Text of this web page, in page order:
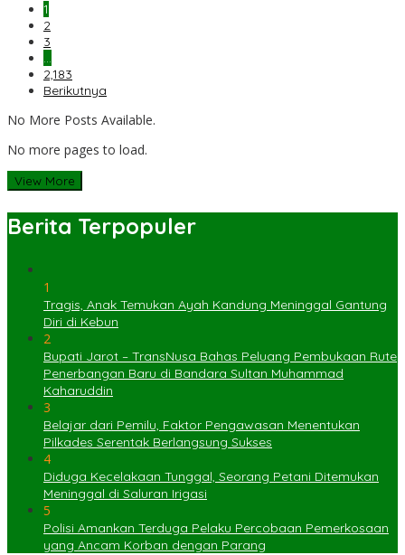
1
2
3
…
2,183
Berikutnya
No More Posts Available.
No more pages to load.
View More
Berita Terpopuler
1
Tragis, Anak Temukan Ayah Kandung Meninggal Gantung
Diri di Kebun
2
Bupati Jarot – TransNusa Bahas Peluang Pembukaan Rute
Penerbangan Baru di Bandara Sultan Muhammad
Kaharuddin
3
Belajar dari Pemilu, Faktor Pengawasan Menentukan
Pilkades Serentak Berlangsung Sukses
4
Diduga Kecelakaan Tunggal, Seorang Petani Ditemukan
Meninggal di Saluran Irigasi
5
Polisi Amankan Terduga Pelaku Percobaan Pemerkosaan
yang Ancam Korban dengan Parang